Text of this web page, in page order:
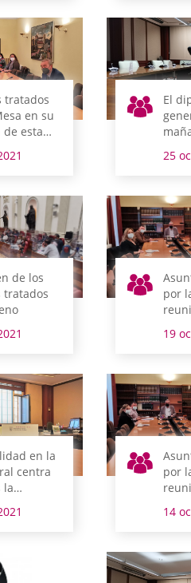
tratados
en su
esta
El
en el
25
de los
tratados
por
19
en la
centra
la
de
por
14